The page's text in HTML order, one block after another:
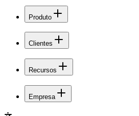
Produto
Clientes
Recursos
Empresa